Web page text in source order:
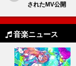
されたMV公開
音楽ニュース